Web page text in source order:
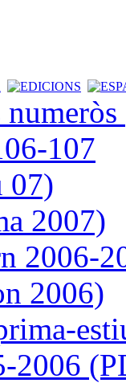
107
07)
2007)
2006-
2006)
2006